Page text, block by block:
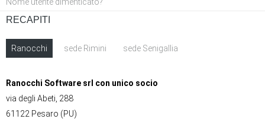
RECAPITI
Ranocchi sede Rimini sede Senigallia
Ranocchi Software srl con unico socio
via degli Abeti, 288
61122 Pesaro (PU)